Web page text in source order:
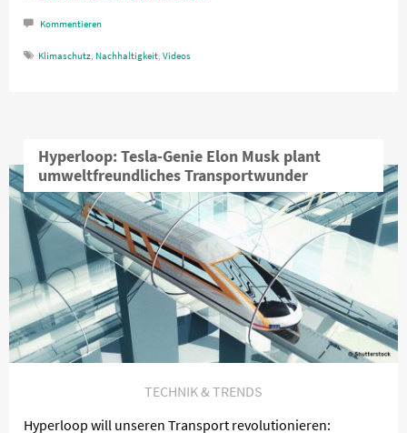
Kommentieren
Klimaschutz, Nachhaltigkeit, Videos
Hyperloop: Tesla-Genie Elon Musk plant
umweltfreundliches Transportwunder
TECHNIK & TRENDS
Hyperloop will unseren Transport revolutionieren: